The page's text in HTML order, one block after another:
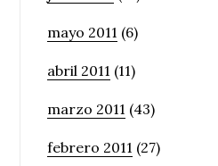
mayo 2011 (6)
abril 2011 (11)
marzo 2011 (43)
febrero 2011 (27)